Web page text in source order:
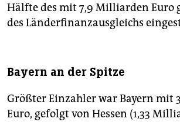
Hälfte des mit 7,9 Milliarden Euro
des Länderfinanzausgleichs
Bayern an der Spitze
Größter Einzahler war Bayern mit
Euro, gefolgt von Hessen (1,33